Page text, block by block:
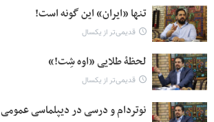
تنها «ایران» این گونه است!
قدیمی‌تر از یکسال
لحظۀ طلایی «اوه شِت!»
قدیمی‌تر از یکسال
نوتردام و درسی در دیپلماسی عمومی